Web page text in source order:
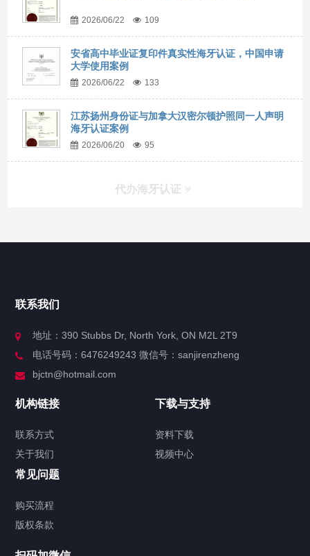
2026/06/22 109
安省高中毕业证复印件真实性海牙认证，中国申请
大学使用案例
2026/06/22 133
江苏扬州身份证与加拿大汉密尔顿护照同一人声明
海牙认证案例
2026/06/20 95
代办海牙认证
服务分类
签署类文件海牙认证程序费用
视频中心
联系我们
地址：390 Stubbs Dr, North York, ON M2L 2T9
电话号码：6476249243 微信号：sanjirenzheng
bjctn@hotmail.com
机构链接
联系方式
关于我们
下载与支持
资料下载
视频中心
常见问题
购买流程
版权条款